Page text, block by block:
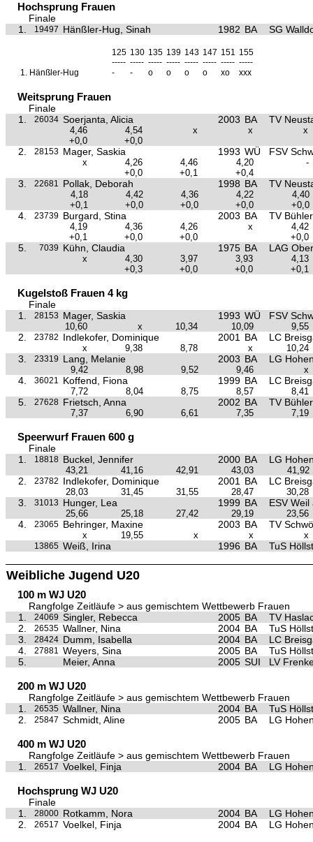
Hochsprung Frauen
Finale
1.
19497 Hänßler-Hug, Sinah 1982 BA SG
125 130 135 139 143 147 151 155
----- ----- ----- ----- ----- ----- ----- -----
1. Hänßler-Hug - - o o o o xo xxx
Weitsprung Frauen
Finale
1.
26034 Soerjanta, Alicia 2003 BA TV
4,46 4,54 x x
x
+0,0
+0,0
2. 28153 Mager, Saskia 1993 WÜ FSV
x 4,26 4,46 4,20
-
+0,0
+0,1 +0,4
3. 22681 Pollak, Deborah 1998 BA TV
4,18 4,42 4,36 4,22
4,40
+0,1
+0,0 +0,0 +0,0 +0,0
4. 23739 Burgard, Stina 2003 BA TV
4,19 4,36 4,26 x
4,42
+0,1
+0,0 +0,0 +0,0
5. 7039 Kühn, Claudia 1975 BA LAG
x 4,30 3,97 3,93
4,13
+0,3
+0,0 +0,0 +0,1
Kugelstoß Frauen 4 kg
Finale
1.
28153 Mager, Saskia 1993 WÜ FSV
10,60 x 10,34 10,09 9,55
2. 23782 Indlekofer, Dominique 2001 BA LC
x 9,38 8,78 x 10,24
3. 23319 Lang, Melanie 2003 BA LG
9,42 8,98 9,52 9,46 x
4. 36021 Koffend, Fiona 1999 BA LC
7,72 8,04 8,75 8,57 8,41
5. 27628 Frietsch, Anna 2002 BA TV
7,37 6,90 6,61 7,35 7,19
Speerwurf Frauen 600 g
Finale
1.
18818 Buckel, Jennifer 2000 BA LG
43,21 41,16 42,91 43,03 41,92
2. 23782 Indlekofer, Dominique 2001 BA LC
28,03 31,45 31,55 28,47 30,28
3. 31013 Hunger, Lea 1999 BA ESV
25,66 25,18 27,42 29,19 23,56
4. 23065 Behringer, Maxine 2003 BA TV
x 19,55 x x x
13865 Weiß, Irina 1996 BA TuS
Weibliche Jugend U20
100 m WJ U20
Rangfolge Zeitläufe > aus gemischtem Wettbewerb Frauen
1.
24069 Singler, Rebecca 2005 BA
TV
2.
26535 Wallner, Nina 2004 BA
TuS
3.
28424 Dumm, Isabella 2004 BA
LC
4.
27881 Weyers, Sina 2005 BA
TuS
5.
Meier, Anna 2005 SUI LV
200 m WJ U20
Rangfolge Zeitläufe > aus gemischtem Wettbewerb Frauen
1.
26535 Wallner, Nina 2004 BA
TuS
2.
25847 Schmidt, Aline 2005 BA LG
400 m WJ U20
Rangfolge Zeitläufe > aus gemischtem Wettbewerb Frauen
1.
26517 Voelkel, Finja 2004 BA LG
Hochsprung WJ U20
Finale
1.
28000 Rotkamm, Nora 2004 BA
LG
2.
26517 Voelkel, Finja 2004 BA LG